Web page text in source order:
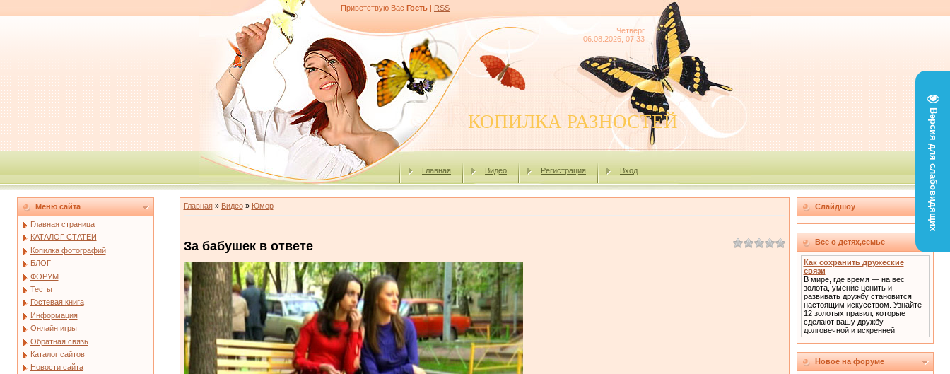
Версия для слабовидящих
Приветствую Вас Гость | RSS
Четверг
06.08.2026, 07:33
КОПИЛКА РАЗНОСТЕЙ
Главная Видео Регистрация Вход
Меню сайта
Главная страница
КАТАЛОГ СТАТЕЙ
Копилка фотографий
БЛОГ
ФОРУМ
Тесты
Гостевая книга
Информация
Онлайн игры
Обратная связь
Каталог сайтов
Новости сайта
Главная» Видео» Юмор
За бабушек в ответе
Слайдшоу
Все о детях,семье
Как сохранить дружеские
связи
В мире, где время — на вес
золота, умение ценить и
развивать дружбу становится
настоящим искусством. Узнайте
12 золотых правил, которые
сделают вашу дружбу
долговечной и искренней
Новое на форуме